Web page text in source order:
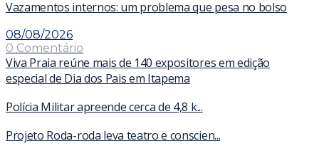
Vazamentos internos: um problema que pesa no bolso
08/08/2026
0 Comentário
Viva Praia reúne mais de 140 expositores em edição
especial de Dia dos Pais em Itapema
Polícia Militar apreende cerca de 4,8 k...
Projeto Roda-roda leva teatro e conscien...